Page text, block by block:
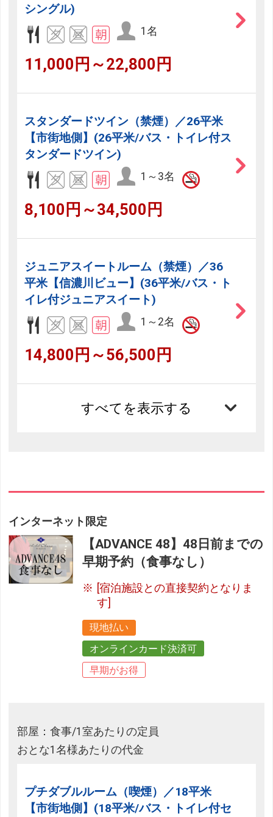
シングル)
1名
11,000円～22,800円
スタンダードツイン（禁煙）／26平米
【市街地側】(26平米/バス・トイレ付ス
タンダードツイン)
1～3名
8,100円～34,500円
ジュニアスイートルーム（禁煙）／36
平米【信濃川ビュー】(36平米/バス・ト
イレ付ジュニアスイート)
1～2名
14,800円～56,500円
すべてを表示する
インターネット限定
【ADVANCE 48】48日前までの
早期予約（食事なし）
[宿泊施設との直接契約となりま
す]
現地払い
オンラインカード決済可
早期がお得
部屋：食事/1室あたりの定員
おとな1名様あたりの代金
プチダブルルーム（喫煙）／18平米
【市街地側】(18平米/バス・トイレ付セ